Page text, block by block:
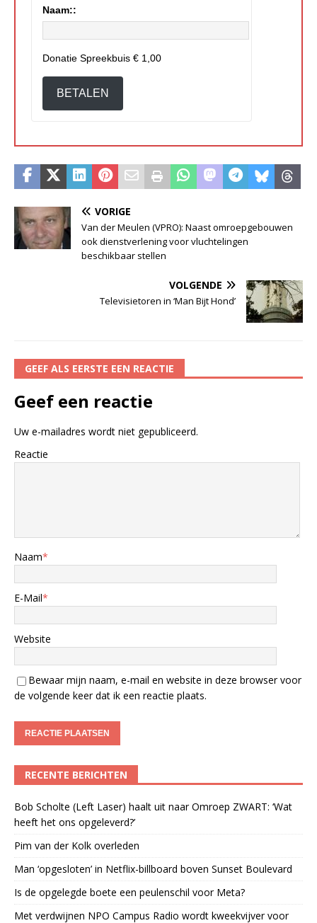
Naam::
Donatie Spreekbuis € 1,00
BETALEN
VORIGE
Van der Meulen (VPRO): Naast omroepgebouwen
ook dienstverlening voor vluchtelingen
beschikbaar stellen
VOLGENDE
Televisietoren in ‘Man Bijt Hond’
GEEF ALS EERSTE EEN REACTIE
Geef een reactie
Uw e-mailadres wordt niet gepubliceerd.
Reactie
Naam*
E-Mail*
Website
Bewaar mijn naam, e-mail en website in deze browser voor
de volgende keer dat ik een reactie plaats.
RECENTE BERICHTEN
Bob Scholte (Left Laser) haalt uit naar Omroep ZWART: ‘Wat
heeft het ons opgeleverd?’
Pim van der Kolk overleden
Man ‘opgesloten’ in Netflix-billboard boven Sunset Boulevard
Is de opgelegde boete een peulenschil voor Meta?
Met verdwijnen NPO Campus Radio wordt kweekvijver voor